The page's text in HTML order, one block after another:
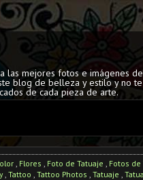
las mejores fotos e imágenes
blog de belleza y estilo y no
de cada pieza de arte.
, Flores , Foto de Tatuaje , Fotos de
, Tattoo , Tattoo Photos , Tatuaje ,